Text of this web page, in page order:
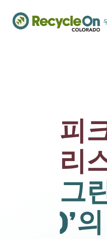
피
리
그
)’